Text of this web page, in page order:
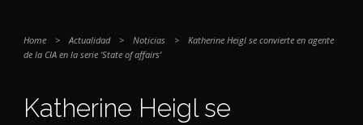
Home > Actualidad > Noticias >
Katherine Heigl se convierte en agente
de la CIA en la serie ‘State of affairs’
Katherine Heigl se